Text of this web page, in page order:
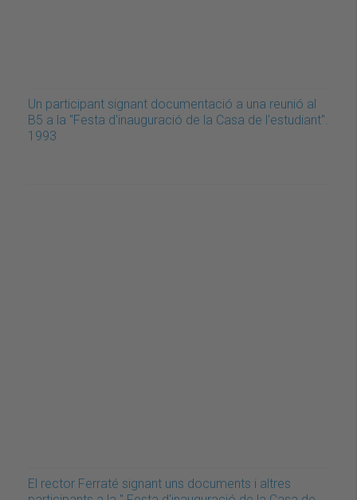
Un participant signant documentació a una reunió al
B5 a la "Festa d'inauguració de la Casa de l'estudiant".
1993
El rector Ferraté signant uns documents i altres